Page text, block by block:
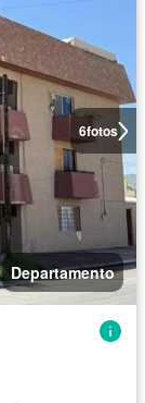
6fotos
Departamento